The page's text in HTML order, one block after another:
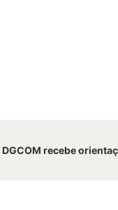
DGCOM recebe